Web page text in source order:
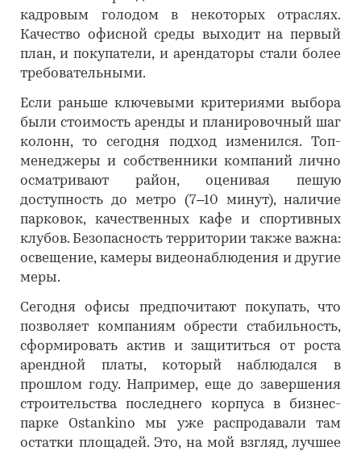
кадровым голодом в некоторых отраслях.
Качество офисной среды выходит на первый
план, и покупатели, и арендаторы стали более
требовательными.
Если раньше ключевыми критериями выбора
были стоимость аренды и планировочный шаг
колонн, то сегодня подход изменился. Топ-
менеджеры и собственники компаний лично
осматривают район, оценивая пешую
доступность до метро (7–10 минут), наличие
парковок, качественных кафе и спортивных
клубов. Безопасность территории также важна:
освещение, камеры видеонаблюдения и другие
меры.
Сегодня офисы предпочитают покупать, что
позволяет компаниям обрести стабильность,
сформировать актив и защититься от роста
арендной платы, который наблюдался в
прошлом году. Например, еще до завершения
строительства последнего корпуса в бизнес-
парке Ostankino мы уже распродавали там
остатки площадей. Это, на мой взгляд, лучшее